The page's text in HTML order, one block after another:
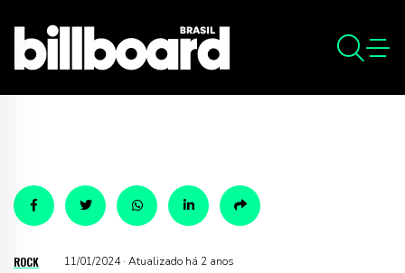
ROCK 11/01/2024 · Atualizado há 2 anos